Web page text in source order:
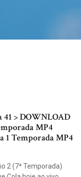
41 > DOWNLOAD
MP4
1 Temporada MP4
2 (7ª Temporada)